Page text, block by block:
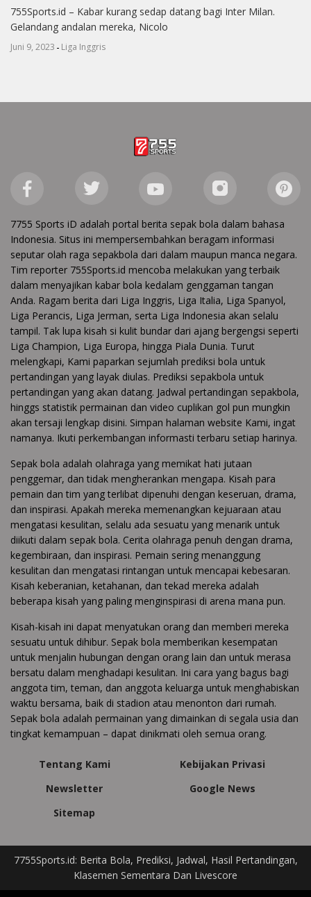
755Sports.id – Kabar kurang sedap datang bagi Inter Milan.
Gelandang andalan mereka, Nicolo
Juni 9, 2023 - Liga Inggris
7755 Sports iD adalah portal berita sepak bola dalam bahasa
Indonesia. Situs ini mempersembahkan beragam informasi
seputar olah raga sepakbola dari dalam maupun manca negara.
Tim reporter 755Sports.id mencoba melakukan yang terbaik
dalam menyajikan kabar bola kedalam genggaman tangan
Anda. Ragam berita dari Liga Inggris, Liga Italia, Liga Spanyol,
Liga Perancis, Liga Jerman, serta Liga Indonesia akan selalu
tampil. Tak lupa kisah si kulit bundar dari ajang bergengsi seperti
Liga Champion, Liga Europa, hingga Piala Dunia. Turut
melengkapi, Kami paparkan sejumlah prediksi bola untuk
pertandingan yang layak diulas. Prediksi sepakbola untuk
pertandingan yang akan datang. Jadwal pertandingan sepakbola,
hinggs statistik permainan dan video cuplikan gol pun mungkin
akan tersaji lengkap disini. Simpan halaman website Kami, ingat
namanya. Ikuti perkembangan informasti terbaru setiap harinya.
Sepak bola adalah olahraga yang memikat hati jutaan
penggemar, dan tidak mengherankan mengapa. Kisah para
pemain dan tim yang terlibat dipenuhi dengan keseruan, drama,
dan inspirasi. Apakah mereka memenangkan kejuaraan atau
mengatasi kesulitan, selalu ada sesuatu yang menarik untuk
diikuti dalam sepak bola. Cerita olahraga penuh dengan drama,
kegembiraan, dan inspirasi. Pemain sering menanggung
kesulitan dan mengatasi rintangan untuk mencapai kebesaran.
Kisah keberanian, ketahanan, dan tekad mereka adalah
beberapa kisah yang paling menginspirasi di arena mana pun.
Kisah-kisah ini dapat menyatukan orang dan memberi mereka
sesuatu untuk dihibur. Sepak bola memberikan kesempatan
untuk menjalin hubungan dengan orang lain dan untuk merasa
bersatu dalam menghadapi kesulitan. Ini cara yang bagus bagi
anggota tim, teman, dan anggota keluarga untuk menghabiskan
waktu bersama, baik di stadion atau menonton dari rumah.
Sepak bola adalah permainan yang dimainkan di segala usia dan
tingkat kemampuan – dapat dinikmati oleh semua orang.
Tentang Kami
Kebijakan Privasi
Newsletter
Google News
Sitemap
7755Sports.id: Berita Bola, Prediksi, Jadwal, Hasil Pertandingan,
Klasemen Sementara Dan Livescore